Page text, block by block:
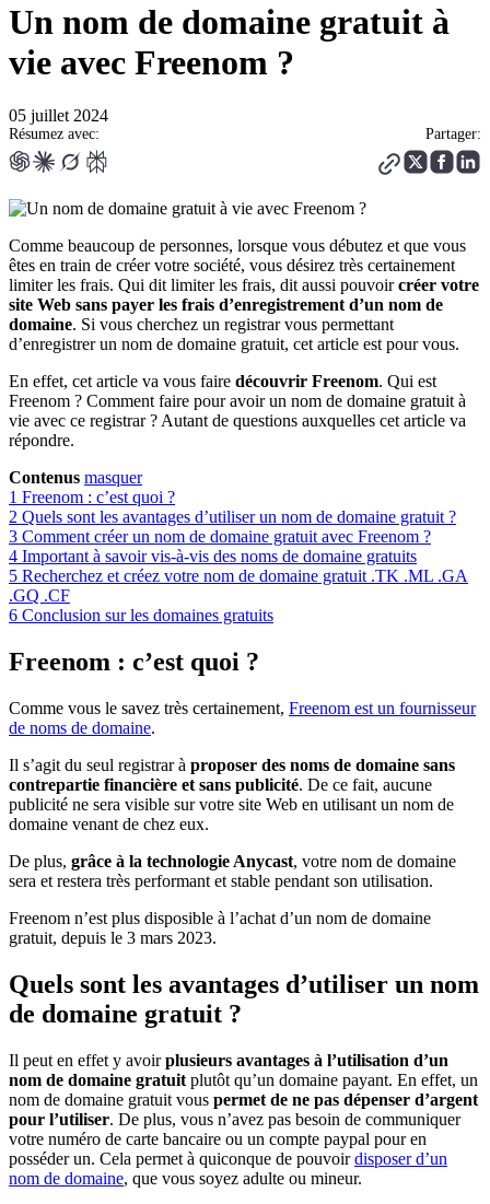
Un nom de domaine gratuit à
vie avec Freenom ?
05 juillet 2024
Résumez avec: Partager:
Comme beaucoup de personnes, lorsque vous débutez et que vous
êtes en train de créer votre société, vous désirez très certainement
limiter les frais. Qui dit limiter les frais, dit aussi pouvoircréer votre
site Web sans payer les frais d’enregistrement d’un nom de
domaine. Si vous cherchez un registrar vous permettant
d’enregistrer un nom de domaine gratuit, cet article est pour vous.
En effet, cet article va vous faire découvrir Freenom. Qui est
Freenom ? Comment faire pour avoir un nom de domaine gratuit à
vie avec ce registrar ? Autant de questions auxquelles cet article va
répondre.
Contenus masquer
1 Freenom : c’est quoi ?
2 Quels sont les avantages d’utiliser un nom de domaine gratuit ?
3 Comment créer un nom de domaine gratuit avec Freenom ?
4 Important à savoir vis-à-vis des noms de domaine gratuits
5 Recherchez et créez votre nom de domaine gratuit .TK .ML .GA
.GQ .CF
6 Conclusion sur les domaines gratuits
Freenom : c’est quoi ?
Comme vous le savez très certainement, Freenom est un fournisseur
de noms de domaine.
Il s’agit du seul registrar à proposer des noms de domaine sans
contrepartie financière et sans publicité. De ce fait, aucune
publicité ne sera visible sur votre site Web en utilisant un nom de
domaine venant de chez eux.
De plus, grâce à la technologie Anycast, votre nom de domaine
sera et restera très performant et stable pendant son utilisation.
Freenom n’est plus disposible à l’achat d’un nom de domaine
gratuit, depuis le 3 mars 2023.
Quels sont les avantages d’utiliser un nom
de domaine gratuit ?
Il peut en effet y avoirplusieurs avantages à l’utilisation d’un
nom de domaine gratuit plutôt qu’un domaine payant. En effet, un
nom de domaine gratuit vous permet de ne pas dépenser d’argent
pour l’utiliser. De plus, vous n’avez pas besoin de communiquer
votre numéro de carte bancaire ou un compte paypal pour en
posséder un. Cela permet à quiconque de pouvoirdisposer d’un
nom de domaine, que vous soyez adulte ou mineur.